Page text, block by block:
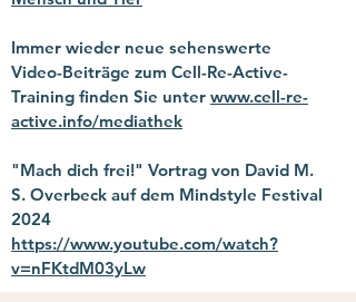
Immer wieder neue sehenswerte
Video-Beiträge zum Cell-Re-Active-
Training finden Sie unter www.cell-re-
active.info/mediathek
"Mach dich frei!" Vortrag von David M.
S. Overbeck auf dem Mindstyle Festival
2024
https://www.youtube.com/watch?
v=nFKtdM03yLw